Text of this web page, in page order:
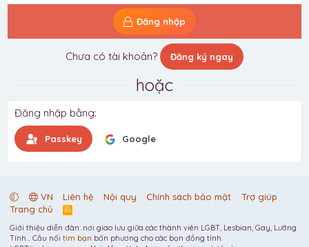
Đăng nhập
Chưa có tài khoản? Đăng ký ngay
hoặc
Đăng nhập bằng
Passkey Google
VN Liên hệ Nội quy Chính sách bảo mật
Trợ giúp
Trang chủ
R
S
S
Giới thiệu diễn đàn: nơi giao lưu giữa các thành viên LGBT, Lesbian, Gay, Lưỡng
Tính... Cầu nối tìm bạn bốn phương cho các bạn đồng tính.